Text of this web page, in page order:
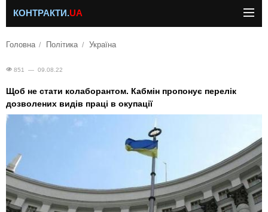
КОНТРАКТИ.UA
Головна Політика Україна
851 — 09.08.22
Щоб не стати колаборантом. Кабмін пропонує перелік
дозволених видів праці в окупації